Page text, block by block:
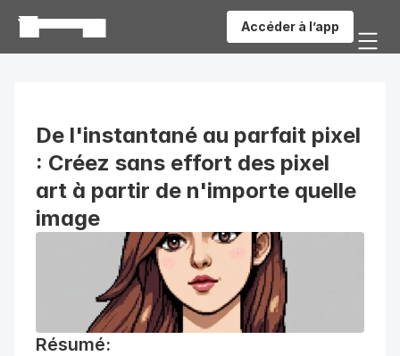
Accéder à l’app
De l'instantané au parfait pixel
: Créez sans effort des pixel
art à partir de n'importe quelle
image
Résumé: